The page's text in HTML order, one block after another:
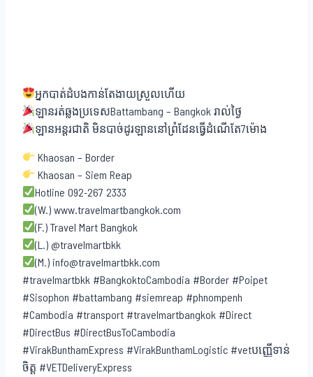
អ្នកបាត់ដំបងកាន់តែងាយស្រួលហើយ
ឡានរត់ឆ្លងប្រទេសBattambang – Bangkok រាល់ថ្ងៃ
ឡានអន្តរជាតិ មិនបាច់ដូរឡាននៅព្រំដែនធ្វើដំណើតែ7ម៉ោង
Khaosan – Border
Khaosan – Siem Reap
Hotline 092-267 2333
(W.) www.travelmartbangkok.com
(F.) Travel Mart Bangkok
(L.) @travelmartbkk
(M.) info@travelmartbkk.com
#travelmartbkk #BangkoktoCambodia #Border #Poipet
#Sisophon #battambang #siemreap #phnompenh
#Cambodia #transport #travelmartbangkok #Direct
#DirectBus #DirectBusToCambodia
#VirakBunthamExpress #VirakBunthamLogistic #vetបញ្ញើទាន់
ចិត្ត #VETDeliveryExpress